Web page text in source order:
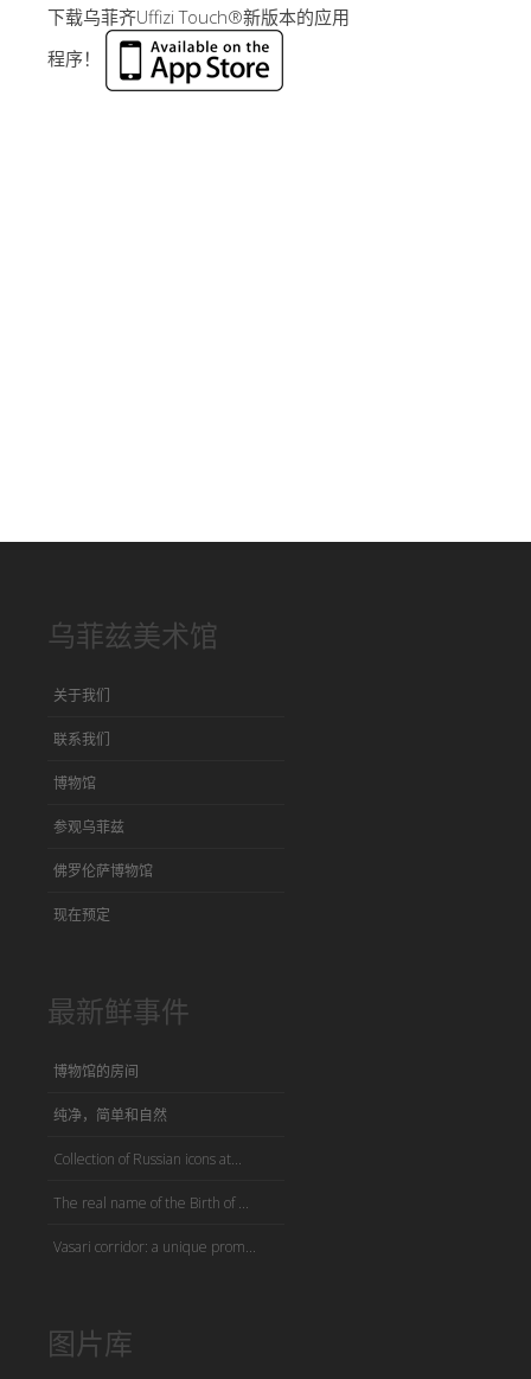
下载乌菲齐Uffizi Touch®新版本的应用
程序！
乌菲兹美术馆
关于我们
联系我们
博物馆
参观乌菲兹
佛罗伦萨博物馆
现在预定
最新鲜事件
博物馆的房间
纯净，简单和自然
Collection of Russian icons at...
The real name of the Birth of ...
Vasari corridor: a unique prom...
图片库